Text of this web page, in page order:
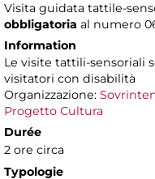
Visita guidata tattile-
obbligatoria al numero
Information
Le visite tattili-sensoriali
visitatori con disabilità
Organizzazione:
Progetto Cultura
Durée
2 ore circa
Typologie